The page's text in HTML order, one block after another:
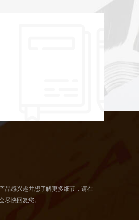
品感兴趣并想了解更多细节，请在
尽快回复您。